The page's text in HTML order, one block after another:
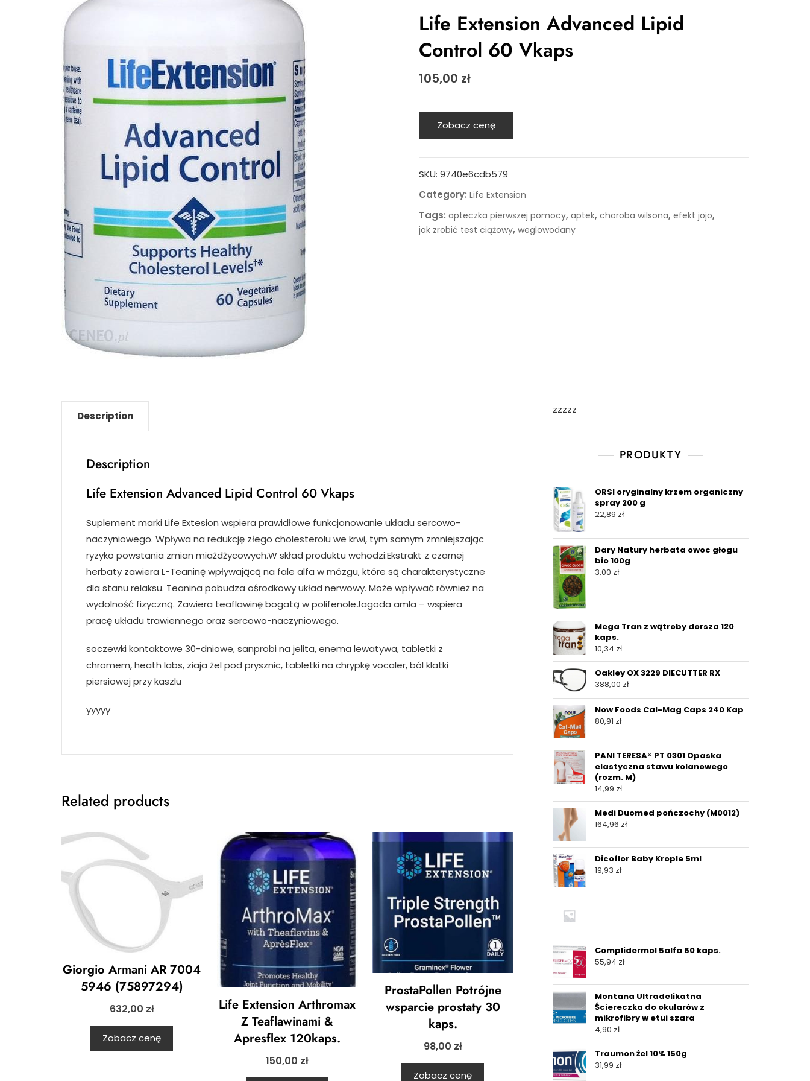
Life Extension Advanced Lipid
Control 60 Vkaps
105,00 zł
Zobacz cenę
SKU: 9740e6cdb579
Category: Life Extension
Tags: apteczka pierwszej pomocy, aptek, choroba wilsona, efekt jojo,
jak zrobić test ciążowy, weglowodany
Description
Description
Life Extension Advanced Lipid Control 60 Vkaps
Suplement marki Life Extesion wspiera prawidłowe funkcjonowanie układu sercowo-
naczyniowego. Wpływa na redukcję złego cholesterolu we krwi, tym samym zmniejszając
ryzyko powstania zmian miażdżycowych.W skład produktu wchodzi:Ekstrakt z czarnej
herbaty zawiera L-Teaninę wpływającą na fale alfa w mózgu, które są charakterystyczne
dla stanu relaksu. Teanina pobudza ośrodkowy układ nerwowy. Może wpływać również na
wydolność fizyczną. Zawiera teaflawinę bogatą w polifenoleJagoda amla – wspiera
pracę układu trawiennego oraz sercowo-naczyniowego.
soczewki kontaktowe 30-dniowe, sanprobi na jelita, enema lewatywa, tabletki z
chromem, heath labs, ziaja żel pod prysznic, tabletki na chrypkę vocaler, ból klatki
piersiowej przy kaszlu
yyyyy
Related products
Giorgio Armani AR 7004
5946 (75897294)
632,00 zł
Zobacz cenę
Life Extension Arthromax
Z Teaflawinami &
Apresflex 120kaps.
150,00 zł
ProstaPollen Potrójne
wsparcie prostaty 30
kaps.
98,00 zł
Zobacz cenę
zzzzz
PRODUKTY
ORSI oryginalny krzem organiczny
spray 200 g
22,89 zł
Dary Natury herbata owoc głogu
bio 100g
3,00 zł
Mega Tran z wątroby dorsza 120
kaps.
10,34 zł
Oakley OX 3229 DIECUTTER RX
388,00 zł
Now Foods Cal-Mag Caps 240 Kap
80,91 zł
PANI TERESA® PT 0301 Opaska
elastyczna stawu kolanowego
(rozm. M)
14,99 zł
Medi Duomed pończochy (M0012)
164,96 zł
Dicoflor Baby Krople 5ml
19,93 zł
Complidermol 5alfa 60 kaps.
55,94 zł
Montana Ultradelikatna
Ściereczka do okularów z
mikrofibry w etui szara
4,90 zł
Traumon żel 10% 150g
31,99 zł